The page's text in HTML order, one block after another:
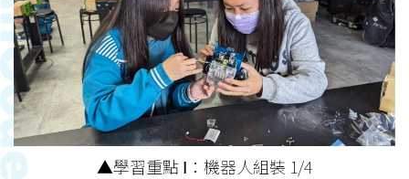
▲學習重點 Ⅰ：機器人組裝 1/4